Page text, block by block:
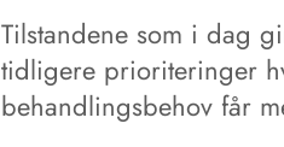
Tilstandene som i dag
tidligere prioriteringer
behandlingsbehov får